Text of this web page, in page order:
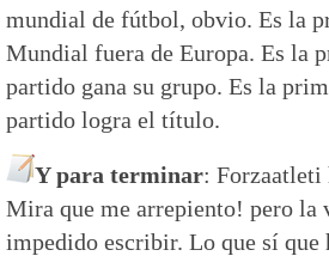
mundial de fútbol, obvio. Es la
Mundial fuera de Europa. Es la
partido gana su grupo. Es la
partido logra el título.
Y para terminar: Forzaatleti
Mira que me arrepiento! pero la
impedido escribir. Lo que sí